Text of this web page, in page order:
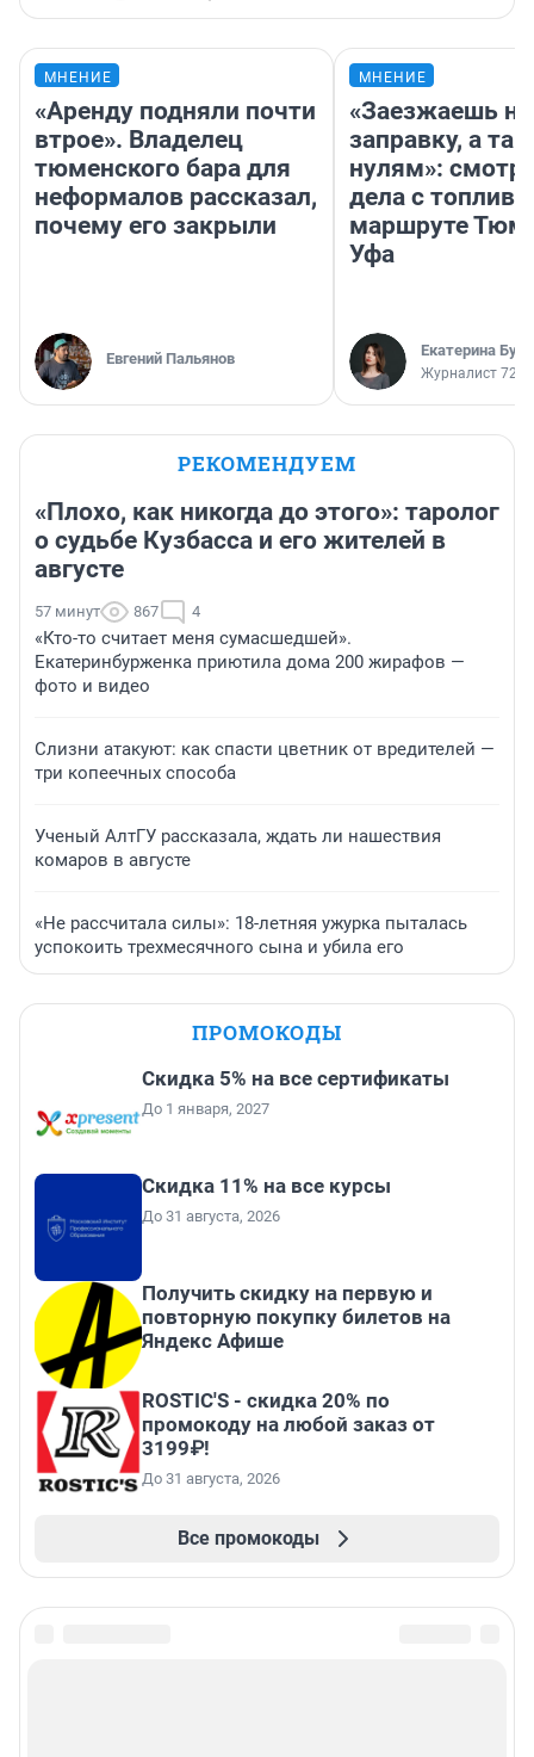
МНЕНИЕ
«Аренду подняли почти
втрое». Владелец
тюменского бара для
неформалов рассказал,
почему его закрыли
Евгений Пальянов
МНЕНИЕ
«Заезжаешь на
заправку, а
нулям»:
дела с
маршруте
Уфа
Екатерина
Журналист
РЕКОМЕНДУЕМ
«Плохо, как никогда до этого»: таролог
о судьбе Кузбасса и его жителей в
августе
57 минут 867 4
«Кто-то считает меня сумасшедшей».
Екатеринбурженка приютила дома 200 жирафов —
фото и видео
Слизни атакуют: как спасти цветник от вредителей —
три копеечных способа
Ученый АлтГУ рассказала, ждать ли нашествия
комаров в августе
«Не рассчитала силы»: 18-летняя ужурка пыталась
успокоить трехмесячного сына и убила его
ПРОМОКОДЫ
Скидка 5% на все сертификаты
До 1 января, 2027
Скидка 11% на все курсы
До 31 августа, 2026
Получить скидку на первую и
повторную покупку билетов на
Яндекс Афише
ROSTIC'S - скидка 20% по
промокоду на любой заказ от
3199₽!
До 31 августа, 2026
Все промокоды